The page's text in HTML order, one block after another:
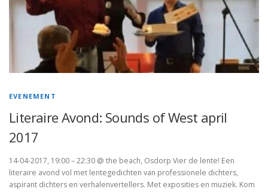
EVENEMENT
Literaire Avond: Sounds of West april
2017
14-04-2017, 19:00 – 22:30 @ the beach, Osdorp Vier de lente! Een
literaire avond vol met lentegedichten van professionele dichters,
aspirant dichters en verhalenvertellers. Met exposities en muziek. Kom